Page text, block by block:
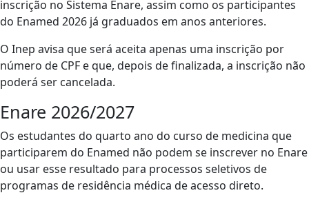
inscrição no Sistema Enare, assim como os participantes
do Enamed 2026 já graduados em anos anteriores.
O Inep avisa que será aceita apenas uma inscrição por
número de CPF e que, depois de finalizada, a inscrição não
poderá ser cancelada.
Enare 2026/2027
Os estudantes do quarto ano do curso de medicina que
participarem do Enamed não podem se inscrever no Enare
ou usar esse resultado para processos seletivos de
programas de residência médica de acesso direto.